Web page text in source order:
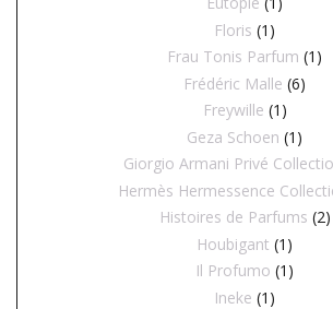
Floris (1)
Frau Tonis Parfum (1)
Frédéric Malle (6)
Freywille (1)
Geza Schoen (1)
Giorgio Armani Privé
Hermès Hermessence
Histoires de Parfums (2)
Houbigant (1)
Il Profumo (1)
Ineke (1)